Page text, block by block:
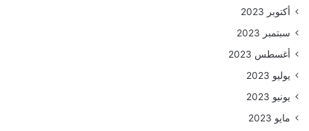
أكتوبر 2023
سبتمبر 2023
أغسطس 2023
يوليو 2023
يونيو 2023
مايو 2023